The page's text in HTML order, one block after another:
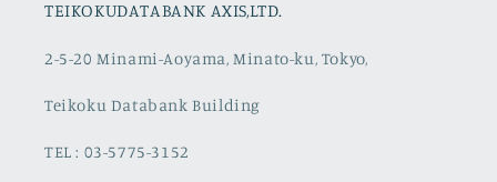
TEIKOKUDATABANK AXIS,LTD.
2-5-20 Minami-Aoyama, Minato-ku, Tokyo,
Teikoku Databank Building
TEL : 03-5775-3152